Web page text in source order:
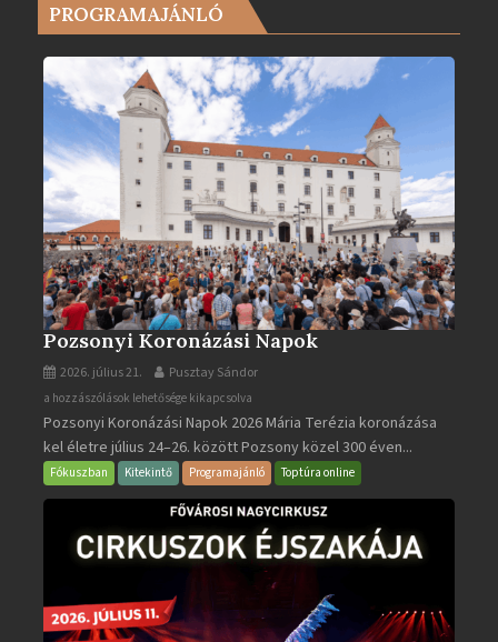
2025-
bejegyzéshez
PROGRAMAJÁNLÓ
Pozsonyi Koronázási Napok
2026. július 21. Pusztay Sándor
Pozsonyi
Koronázási
Napok
bejegyzéshez
a hozzászólások lehetősége kikapcsolva
Pozsonyi Koronázási Napok 2026 Mária Terézia koronázása
kel életre július 24–26. között Pozsony közel 300 éven...
Fókuszban Kitekintő Programajánló Toptúra online